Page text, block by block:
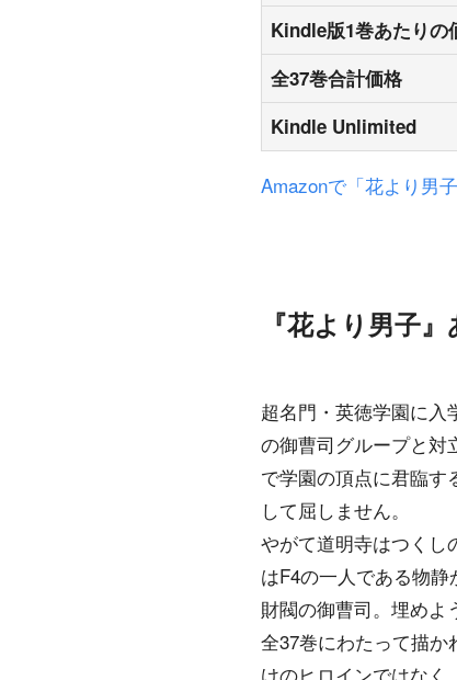
Kindle版1巻あたりの
全37巻合計価格
Kindle Unlimited
Amazonで「花より男
『花より男子
超名門・英徳学園に入
の御曹司グループと対
で学園の頂点に君臨
して屈しません。
やがて道明寺はつくし
はF4の一人である物
財閥の御曹司。埋めよ
全37巻にわたって描
けのヒロインではなく